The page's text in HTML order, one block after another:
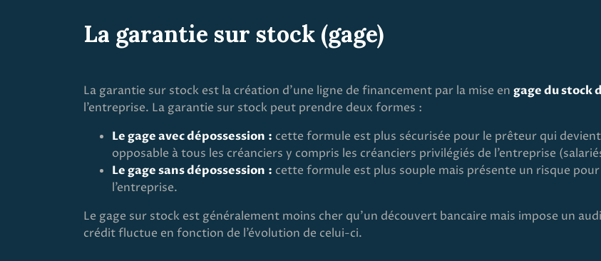
La garantie sur stock (gage)
La garantie sur stock est la création d’une ligne de financement par la mise en gage du stock
l’entreprise. La garantie sur stock peut prendre deux formes :
Le gage avec dépossession : cette formule est plus sécurisée pour le prêteur qui
opposable à tous les créanciers y compris les créanciers privilégiés de l’entreprise
Le gage sans dépossession : cette formule est plus souple mais présente un risque
l’entreprise.
Le gage sur stock est généralement moins cher qu’un découvert bancaire mais impose un
crédit fluctue en fonction de l’évolution de celui-ci.